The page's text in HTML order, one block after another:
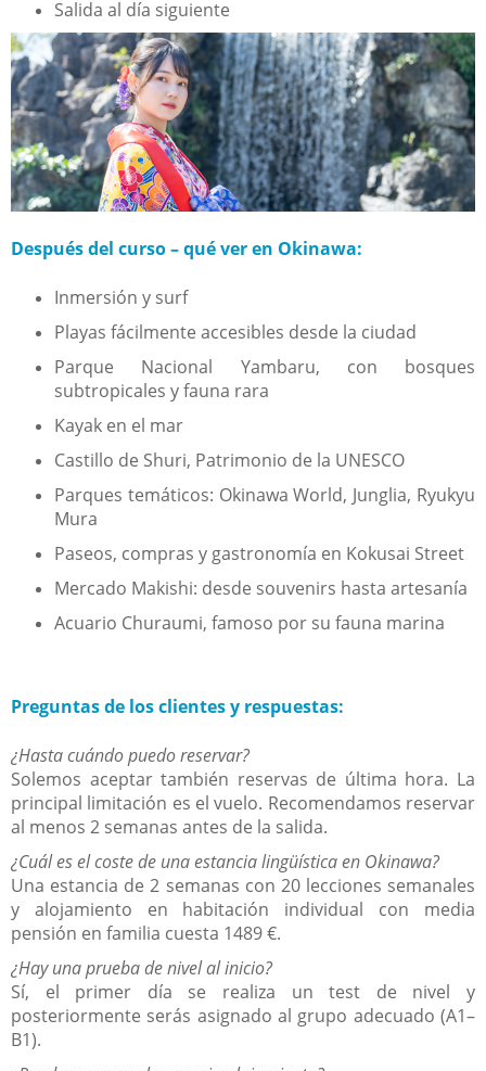
Salida al día siguiente
Después del curso – qué ver en Okinawa:
Inmersión y surf
Playas fácilmente accesibles desde la ciudad
Parque Nacional Yambaru, con bosques
subtropicales y fauna rara
Kayak en el mar
Castillo de Shuri, Patrimonio de la UNESCO
Parques temáticos: Okinawa World, Junglia, Ryukyu
Mura
Paseos, compras y gastronomía en Kokusai Street
Mercado Makishi: desde souvenirs hasta artesanía
Acuario Churaumi, famoso por su fauna marina
Preguntas de los clientes y respuestas:
¿Hasta cuándo puedo reservar?
Solemos aceptar también reservas de última hora. La
principal limitación es el vuelo. Recomendamos reservar
al menos 2 semanas antes de la salida.
¿Cuál es el coste de una estancia lingüística en Okinawa?
Una estancia de 2 semanas con 20 lecciones semanales
y alojamiento en habitación individual con media
pensión en familia cuesta 1489 €.
¿Hay una prueba de nivel al inicio?
Sí, el primer día se realiza un test de nivel y
posteriormente serás asignado al grupo adecuado (A1–
B1).